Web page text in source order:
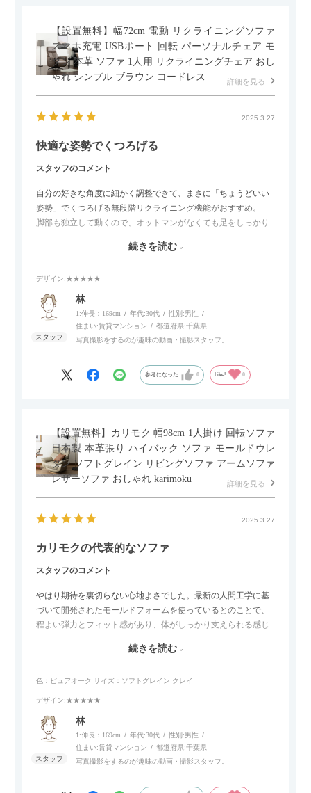
【設置無料】幅72cm 電動 リクライニングソファ
スマホ充電 USBポート 回転 パーソナルチェア モ
ダン 本革 ソファ 1人用 リクライニングチェア おし
ゃれ シンプル ブラウン コードレス
詳細を見る
2025.3.27
快適な姿勢でくつろげる
スタッフのコメント
自分の好きな角度に細かく調整できて、まさに「ちょうどいい
姿勢」でくつろげる無段階リクライニング機能がおすすめ。
脚部も独立して動くので、オットマンがなくても足をしっかり
スマホやタブレットを充電しながらリラックスできるのが嬉し
個人的にはコードレス＆充電式なので、コンセントの場所を気
にせず、好きな場所に置けるのが画期的に感じました。
続きを読む
デザイン:★★★★★
林
1:伸長：169cm 年代:30代 性別:男性
住まい:賃貸マンション 都道府県:千葉県
写真撮影をするのが趣味の動画・撮影スタッフ。
参考になった 0 Like! 0
【設置無料】カリモク 幅98cm 1人掛け 回転ソファ
日本製 本革張り ハイバック ソファ モールドウレ
タン ソフトグレイン リビングソファ アームソファ
レザーソファ おしゃれ karimoku
詳細を見る
2025.3.27
カリモクの代表的なソファ
スタッフのコメント
やはり期待を裏切らない心地よさでした。最新の人間工学に基
づいて開発されたモールドフォームを使っているとのことで、
程よい弾力とフィット感があり、体がしっかり支えられる感じ
リラックスタイムによさそうでした。回転タイプなので、個人
す。
続きを読む
色：ピュアオーク サイズ：ソフトグレイン クレイ
デザイン:★★★★★
林
1:伸長：169cm 年代:30代 性別:男性
住まい:賃貸マンション 都道府県:千葉県
写真撮影をするのが趣味の動画・撮影スタッフ。